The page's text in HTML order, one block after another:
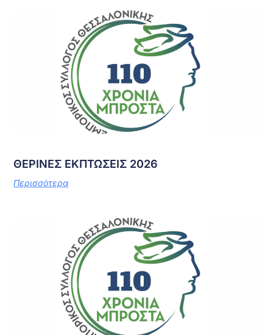
ΘΕΡΙΝΕΣ ΕΚΠΤΩΣΕΙΣ 2026
Περισσότερα